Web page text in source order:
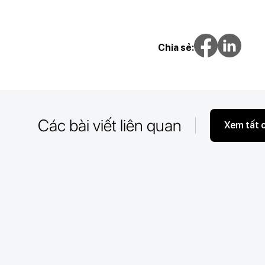
Chia sẻ:
Các bài viết liên quan Xem tất